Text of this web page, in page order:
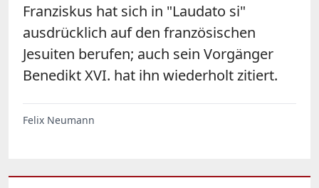
Franziskus hat sich in "Laudato si"
ausdrücklich auf den französischen
Jesuiten berufen; auch sein Vorgänger
Benedikt XVI. hat ihn wiederholt zitiert.
Felix Neumann